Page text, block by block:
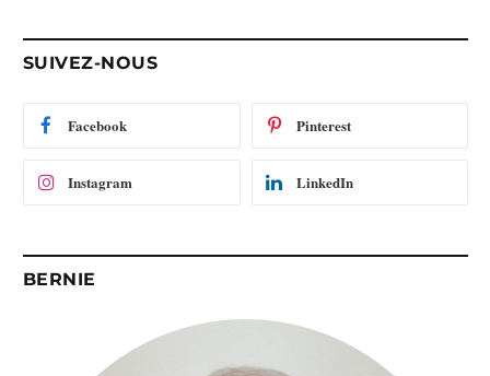
-
m
SUIVEZ-NOUS
Facebook Pinterest
Instagram LinkedIn
BERNIE